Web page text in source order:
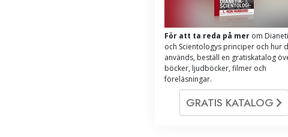
För att ta reda på mer om
och Scientologys principer och hur
används, beställ en gratiskatalog
böcker, ljudböcker, filmer och
föreläsningar.
GRATIS KATALOG